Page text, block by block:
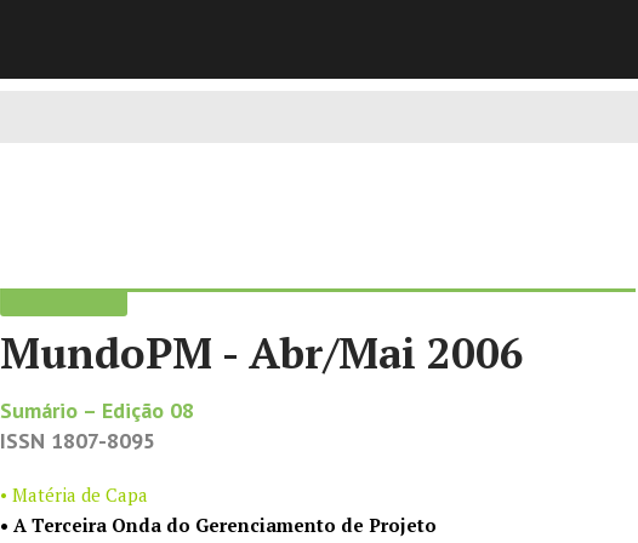
MundoPM - Abr/Mai 2006
Sumário – Edição 08
ISSN 1807-8095
• Matéria de Capa
• A Terceira Onda do Gerenciamento de Projeto